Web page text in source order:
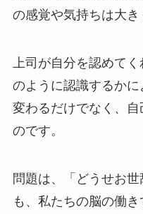
の感覚や気持ちは大き
上司が自分を認めて
のように認識するかに
変わるだけでなく、
のです。
問題は、「どうせお
も、私たちの脳の働き